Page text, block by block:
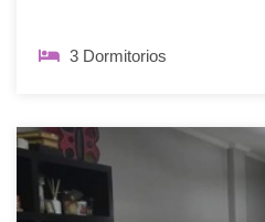
3 Dormitorios